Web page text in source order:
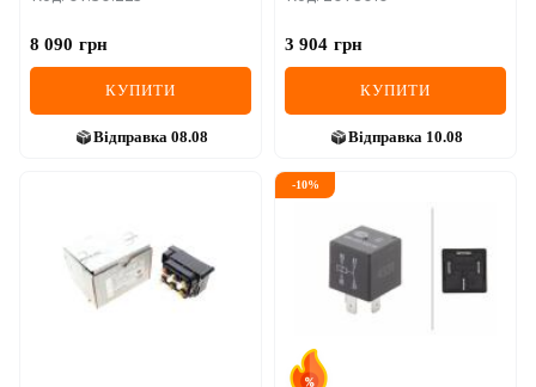
8 090 грн
КУПИТИ
Відправка 08.08
3 904 грн
КУПИТИ
Відправка 10.08
-10%